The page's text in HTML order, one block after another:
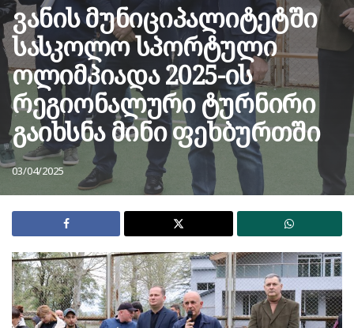
ვანის მუნიციპალიტეტში
სასკოლო სპორტული
ოლიმპიადა 2025-ის
რეგიონალური ტურნირი
გაიხსნა მინი ფეხბურთში
03/04/2025